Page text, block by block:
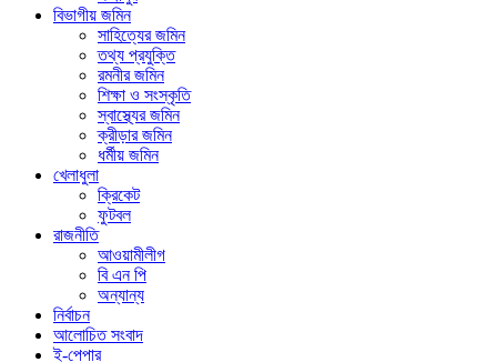
বিভাগীয় জমিন
সাহিত্যের জমিন
তথ্য প্রযুক্তি
রমনীর জমিন
শিক্ষা ও সংস্কৃতি
স্বাস্থ্যের জমিন
ক্রীড়ার জমিন
ধর্মীয় জমিন
খেলাধুলা
ক্রিকেট
ফুটবল
রাজনীতি
আওয়ামীলীগ
বি এন পি
অন্যান্য
নির্বাচন
আলোচিত সংবাদ
ই-পেপার